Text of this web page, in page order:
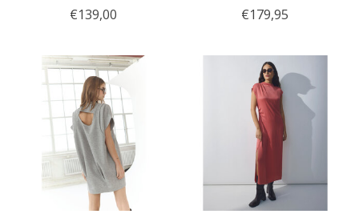
€139,00 €179,95